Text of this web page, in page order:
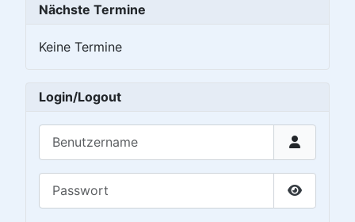
Nächste Termine
Keine Termine
Login/Logout
Passwort